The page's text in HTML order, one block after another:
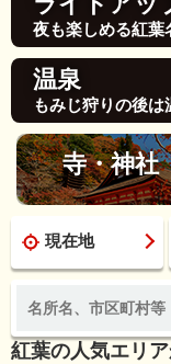
夜も楽しめる紅葉
温泉
もみじ狩りの後は
寺・神社
現在地
紅葉の人気エリ